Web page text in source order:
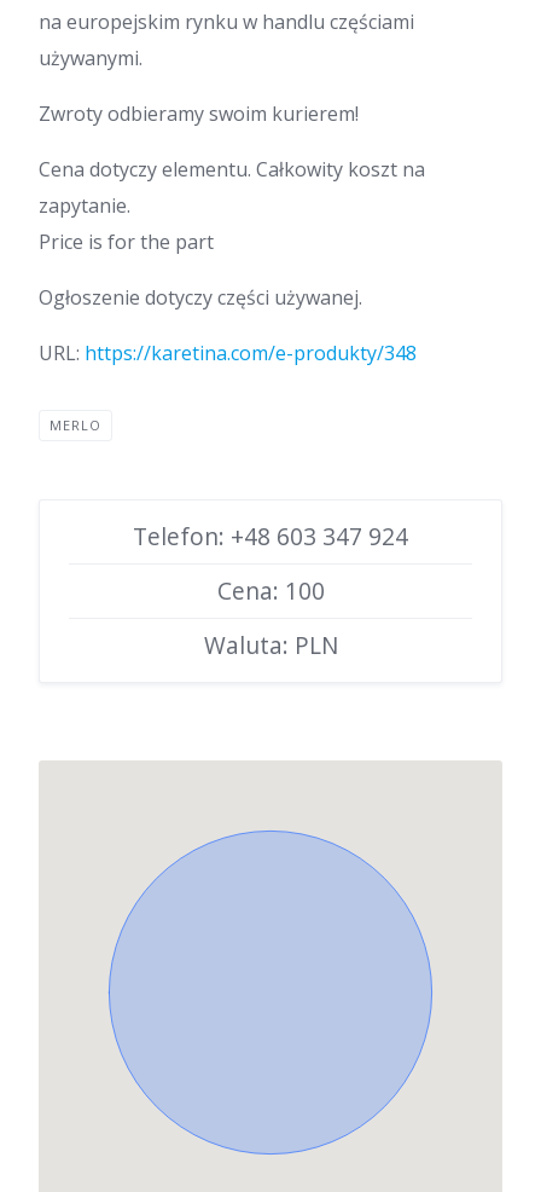
na europejskim rynku w handlu częściami
używanymi.
Zwroty odbieramy swoim kurierem!
Cena dotyczy elementu. Całkowity koszt na
zapytanie.
Price is for the part
Ogłoszenie dotyczy części używanej.
URL: https://karetina.com/e-produkty/348
MERLO
Telefon: +48 603 347 924
Cena: 100
Waluta: PLN